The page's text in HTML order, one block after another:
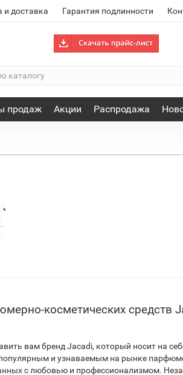
и доставка Гарантия подлинности
продаж Акции Распродажа
косметических средств
вам бренд Jacadi, который носит на
и узнаваемым на рынке
с любовью и профессионализмом.